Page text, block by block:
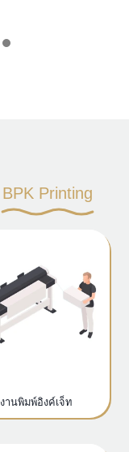
BPK Printing
งานพิมพ์อิงค์เจ็ท